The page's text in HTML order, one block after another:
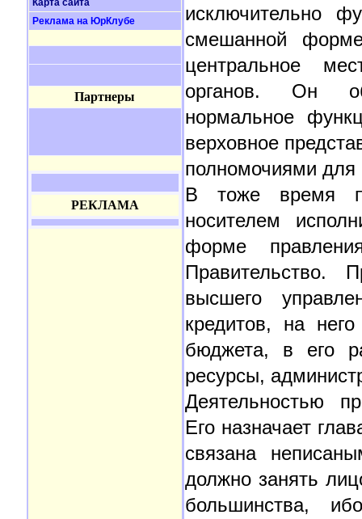
Карта сайта
Реклама на ЮрКлубе
Партнеры
РЕКЛАМА
исключительно
смешанной форме
центральное
органов. Он
нормальное
верховное
полномочиями для
В тоже время
носителем
форме
Правительство.
высшего
кредитов, на него
бюджета, в его
ресурсы,
Деятельностью
Его назначает
связана
должно занять
большинства,